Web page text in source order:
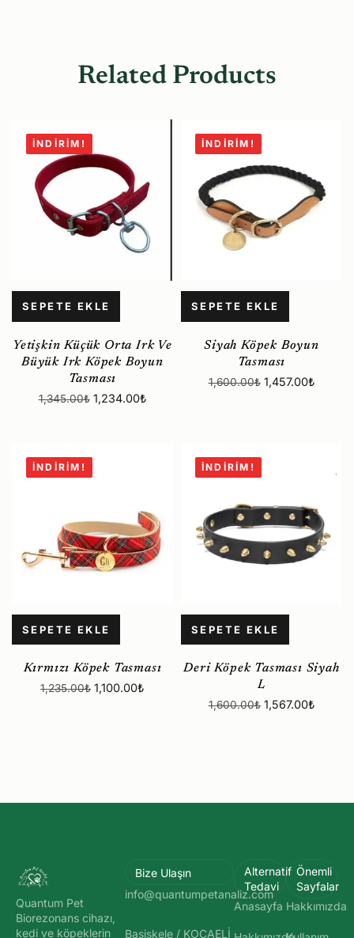
Related Products
İNDIRIM!
SEPETE EKLE
Yetişkin Küçük Orta Irk Ve
Büyük Irk Köpek Boyun
Tasması
1,345.00₺ 1,234.00₺
İNDIRIM!
SEPETE EKLE
Siyah Köpek Boyun
Tasması
1,600.00₺ 1,457.00₺
İNDIRIM!
SEPETE EKLE
Kırmızı Köpek Tasması
1,235.00₺ 1,100.00₺
İNDIRIM!
SEPETE EKLE
Deri Köpek Tasması Siyah
L
1,600.00₺ 1,567.00₺
Quantum Pet
Biorezonans cihazı,
kedi ve köpeklerin
Bize Ulaşın
info@quantumpetanaliz.com
Başiskele / KOCAELİ
Alternatif
Tedavi
Anasayfa
Önemli
Sayfalar
Hakkımızda